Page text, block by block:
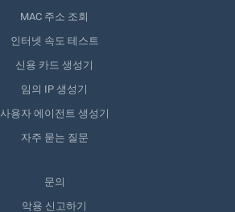
MAC 주소 조회
인터넷 속도 테스트
신용 카드 생성기
임의 IP 생성기
사용자 에이전트 생성기
자주 묻는 질문
문의
악용 신고하기